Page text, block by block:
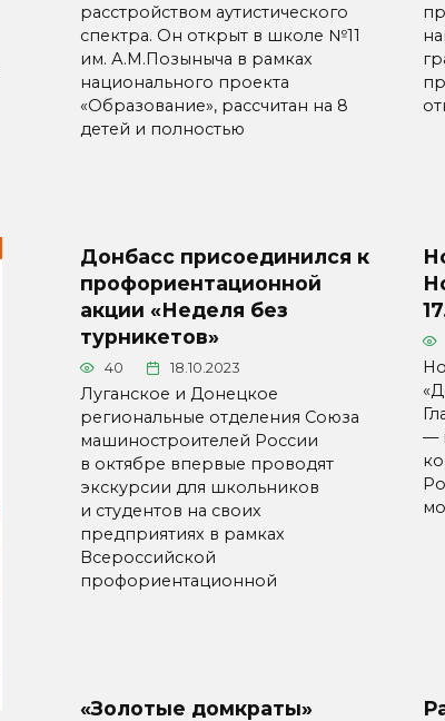
расстройством аутистического
спектра. Он открыт в школе №11
им. А.М.Позыныча в рамках
национального проекта
«Образование», рассчитан на 8
детей и полностью
Донбасс присоединился к
профориентационной
акции «Неделя без
турникетов»
40 18.10.2023
Луганское и Донецкое
региональные отделения Союза
машиностроителей России
в октябре впервые проводят
экскурсии для школьников
и студентов на своих
предприятиях в рамках
Всероссийской
профориентационной
—
«Золотые домкраты»